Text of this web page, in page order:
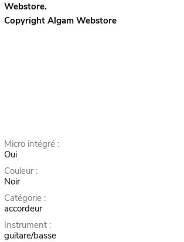
Webstore.
Copyright Algam Webstore
Micro intégré :
Oui
Couleur :
Noir
Catégorie :
accordeur
Instrument :
guitare/basse